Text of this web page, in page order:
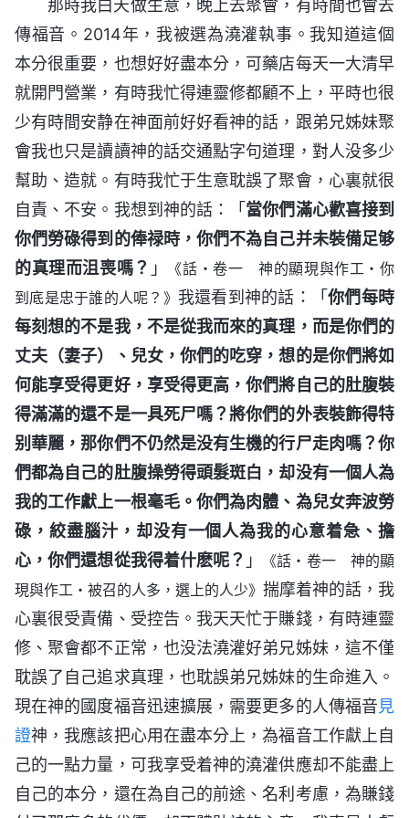
那時我白天做生意，晚上去聚會，有時間也會去
傳福音。2014年，我被選為澆灌執事。我知道這個
本分很重要，也想好好盡本分，可藥店每天一大清早
就開門營業，有時我忙得連靈修都顧不上，平時也很
少有時間安静在神面前好好看神的話，跟弟兄姊妹聚
會我也只是讀讀神的話交通點字句道理，對人没多少
幫助、造就。有時我忙于生意耽誤了聚會，心裏就很
自責、不安。我想到神的話：「當你們滿心歡喜接到
你們勞碌得到的俸禄時，你們不為自己并未裝備足够
的真理而沮喪嗎？ 」
《話・卷一 神的顯現與作工・你
到底是忠于誰的人呢？》 我還看到神的話：「你們每時
每刻想的不是我，不是從我而來的真理，而是你們的
丈夫（妻子）、兒女，你們的吃穿，想的是你們將如
何能享受得更好，享受得更高，你們將自己的肚腹裝
得滿滿的還不是一具死尸嗎？將你們的外表裝飾得特
别華麗，那你們不仍然是没有生機的行尸走肉嗎？你
們都為自己的肚腹操勞得頭髮斑白，却没有一個人為
我的工作獻上一根毫毛。你們為肉體、為兒女奔波勞
碌，絞盡腦汁，却没有一個人為我的心意着急、擔
心，你們還想從我得着什麽呢？ 」
《話・卷一 神的顯
現與作工・被召的人多，選上的人少》 揣摩着神的話，我
心裏很受責備、受控告。我天天忙于賺錢，有時連靈
修、聚會都不正常，也没法澆灌好弟兄姊妹，這不僅
耽誤了自己追求真理，也耽誤弟兄姊妹的生命進入。
現在神的國度福音迅速擴展，需要更多的人傳福音見
證神，我應該把心用在盡本分上，為福音工作獻上自
己的一點力量，可我享受着神的澆灌供應却不能盡上
自己的本分，還在為自己的前途、名利考慮，為賺錢